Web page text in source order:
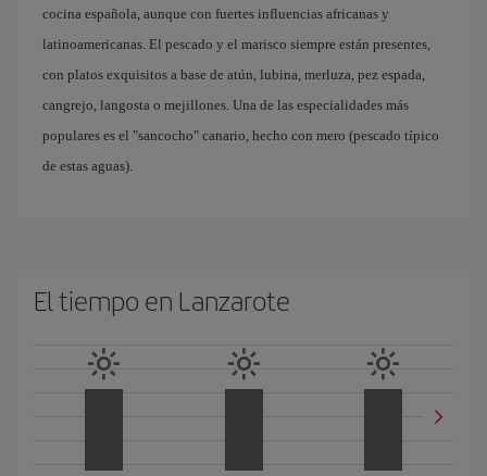
cocina española, aunque con fuertes influencias africanas y
latinoamericanas. El pescado y el marisco siempre están presentes,
con platos exquisitos a base de atún, lubina, merluza, pez espada,
cangrejo, langosta o mejillones. Una de las especialidades más
populares es el "sancocho" canario, hecho con mero (pescado típico
de estas aguas).
El tiempo en Lanzarote